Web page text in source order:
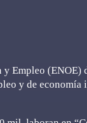
Empleo
y de